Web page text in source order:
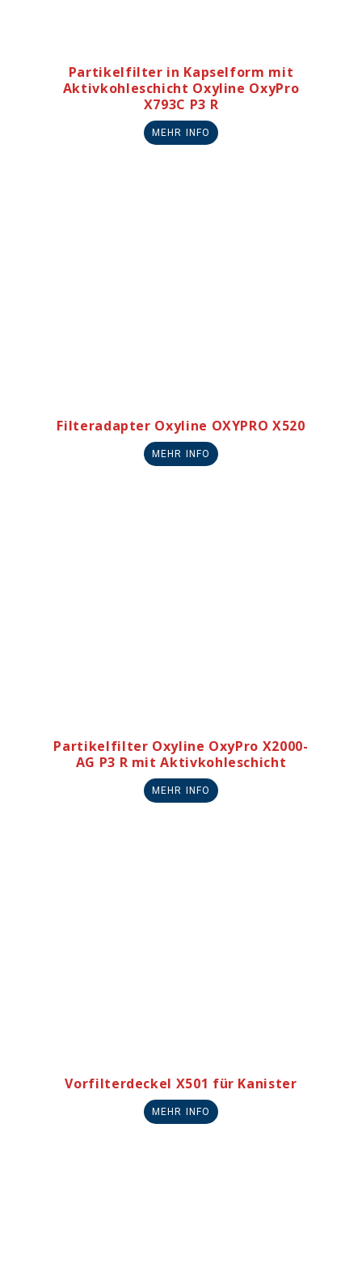
Partikelfilter in Kapselform mit
Aktivkohleschicht Oxyline OxyPro
X793C P3 R
MEHR INFO
Filteradapter Oxyline OXYPRO X520
MEHR INFO
Partikelfilter Oxyline OxyPro X2000-
AG P3 R mit Aktivkohleschicht
MEHR INFO
Vorfilterdeckel X501 für Kanister
MEHR INFO